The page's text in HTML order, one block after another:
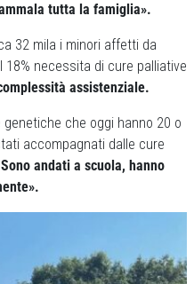
tutta la famiglia».
32 mila i minori affetti da
18% necessita di cure palliative
assistenziale.
che oggi hanno 20 o
accompagnati dalle cure
Sono andati a scuola, hanno